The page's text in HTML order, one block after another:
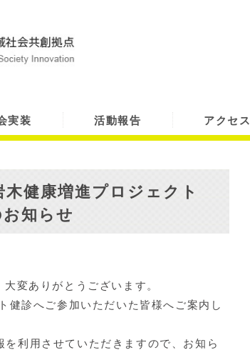
実装 活動報告 アクセス
健康増進プロジェクト
知らせ
変ありがとうございます。
診へご参加いただいた皆様へご案内し
利用させていただきますので、お知ら